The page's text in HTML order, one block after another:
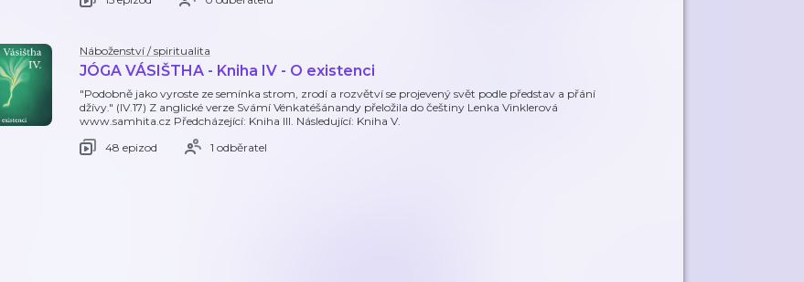
Náboženství / spiritualita
JÓGA VÁSIŠTHA - Kniha IV - O existenci
"Podobně jako vyroste ze semínka strom, zrodí a rozvětví se projevený svět podle představ a přání
džívy." (IV.17) Z anglické verze Svámí Vénkatéšánandy přeložila do češtiny Lenka Vinklerová
www.samhita.cz Předcházející: Kniha III. Následující: Kniha V.
48 epizod
1 odběratel